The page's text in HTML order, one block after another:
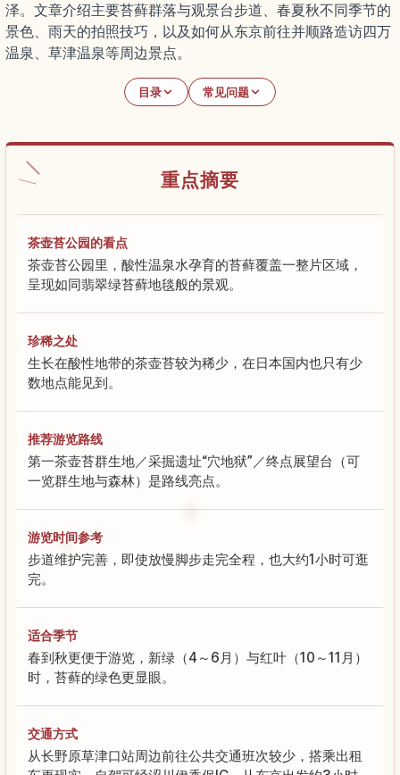
泽。文章介绍主要苔藓群落与观景台步道、春夏秋不同季节的
景色、雨天的拍照技巧，以及如何从东京前往并顺路造访四万
温泉、草津温泉等周边景点。
目录 常见问题
重点摘要
茶壶苔公园的看点
茶壶苔公园里，酸性温泉水孕育的苔藓覆盖一整片区域，
呈现如同翡翠绿苔藓地毯般的景观。
珍稀之处
生长在酸性地带的茶壶苔较为稀少，在日本国内也只有少
数地点能见到。
推荐游览路线
第一茶壶苔群生地／采掘遗址“穴地狱”／终点展望台（可
一览群生地与森林）是路线亮点。
游览时间参考
步道维护完善，即使放慢脚步走完全程，也大约1小时可逛
完。
适合季节
春到秋更便于游览，新绿（4～6月）与红叶（10～11月）
时，苔藓的绿色更显眼。
交通方式
从长野原草津口站周边前往公共交通班次较少，搭乘出租